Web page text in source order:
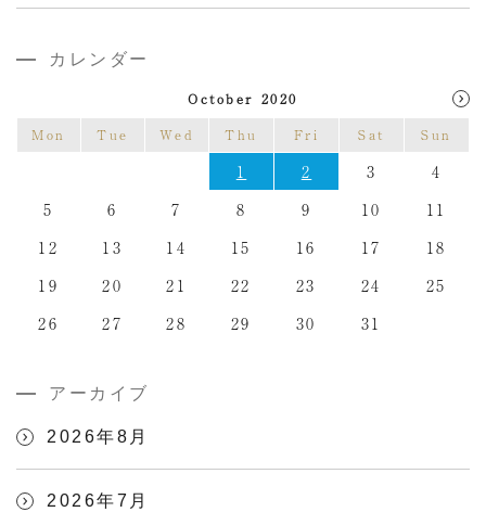
カレンダー
October 2020
Mon
Tue Wed Thu Fri Sat Sun
1 2 3
4
5
6 7 8 9 10
11
12
13 14 15 16 17
18
19
20 21 22 23 24
25
26
27 28 29 30 31
アーカイブ
2026年8月
2026年7月